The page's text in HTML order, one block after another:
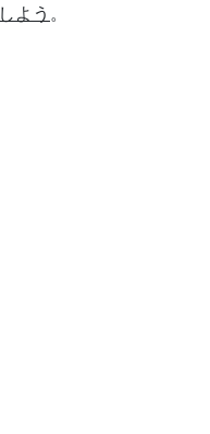
しよう 。